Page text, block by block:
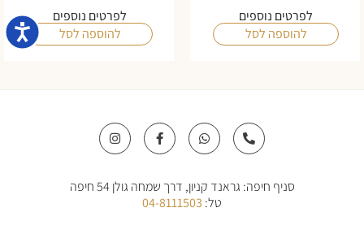
לפרטים נוספים
להוספה לסל
לפרטים נוספים
להוספה לסל
P
h
o
-
W
h
a
a
p
F
a
c
o
o
k
I
n
s
g
סניף חיפה: גראנד קניון, דרך שמחה גולן 54 חיפה
טל:04-8111503